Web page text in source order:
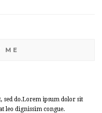
ME
sed do.Lorem ipsum dolor sit
leo dignissim congue.